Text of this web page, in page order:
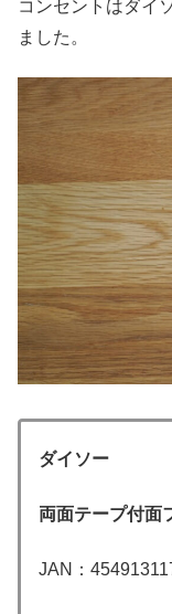
コンセントはダイ
ました。
ダイソー
両面テープ付面
JAN：